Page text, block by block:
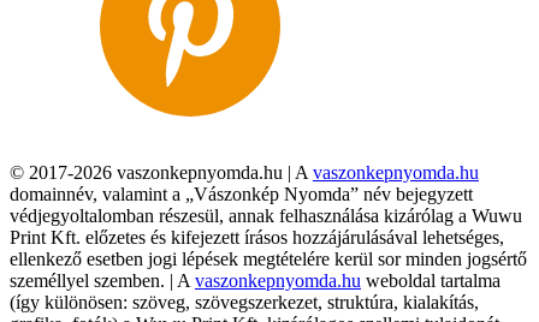
© 2017-2026 vaszonkepnyomda.hu | A vaszonkepnyomda.hu
domainnév, valamint a „Vászonkép Nyomda” név bejegyzett
védjegyoltalomban részesül, annak felhasználása kizárólag a Wuwu
Print Kft. előzetes és kifejezett írásos hozzájárulásával lehetséges,
ellenkező esetben jogi lépések megtételére kerül sor minden jogsértő
személlyel szemben. | A vaszonkepnyomda.hu weboldal tartalma
(így különösen: szöveg, szövegszerkezet, struktúra, kialakítás,